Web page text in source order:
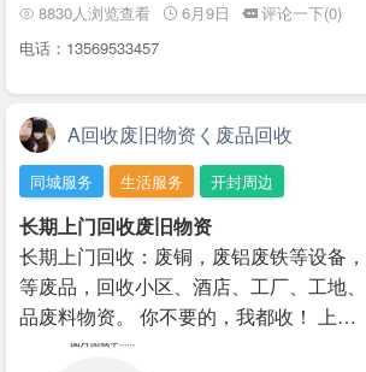
8830人浏览查看 6月9日
评论一下(0)
电话：13569533457
A回收废旧物资く废品回收
同城服务 生活服务 开封周边
长期上门回收废旧物资
长期上门回收：废铜，废铝废铁等设备
等废品，回收小区、酒店、工厂、工地
品废料物资。 你不要的，我都收！ 上…